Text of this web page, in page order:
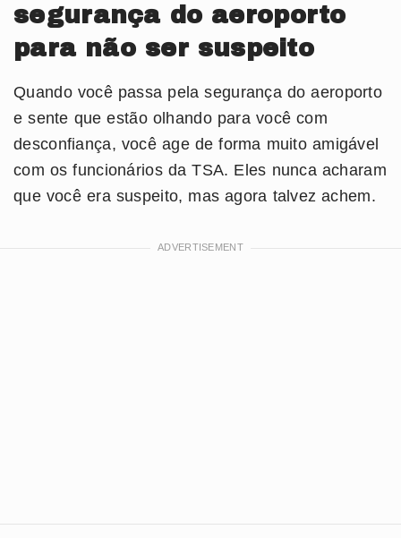
segurança do aeroporto
para não ser suspeito
Quando você passa pela segurança do aeroporto
e sente que estão olhando para você com
desconfiança, você age de forma muito amigável
com os funcionários da TSA. Eles nunca acharam
que você era suspeito, mas agora talvez achem.